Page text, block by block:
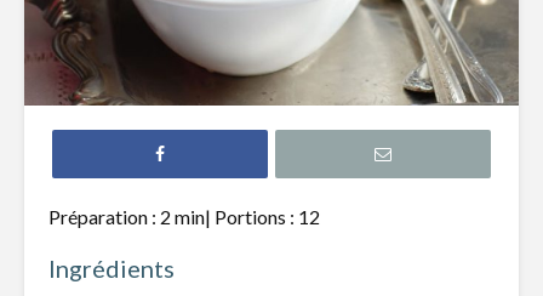
Préparation : 2 min| Portions : 12
Ingrédients
pois chiches, sauce
au cari
cheddar fort
Roulade de
saumon fumé,
Mijoté
pâtes
asperges
beurre
Salade de